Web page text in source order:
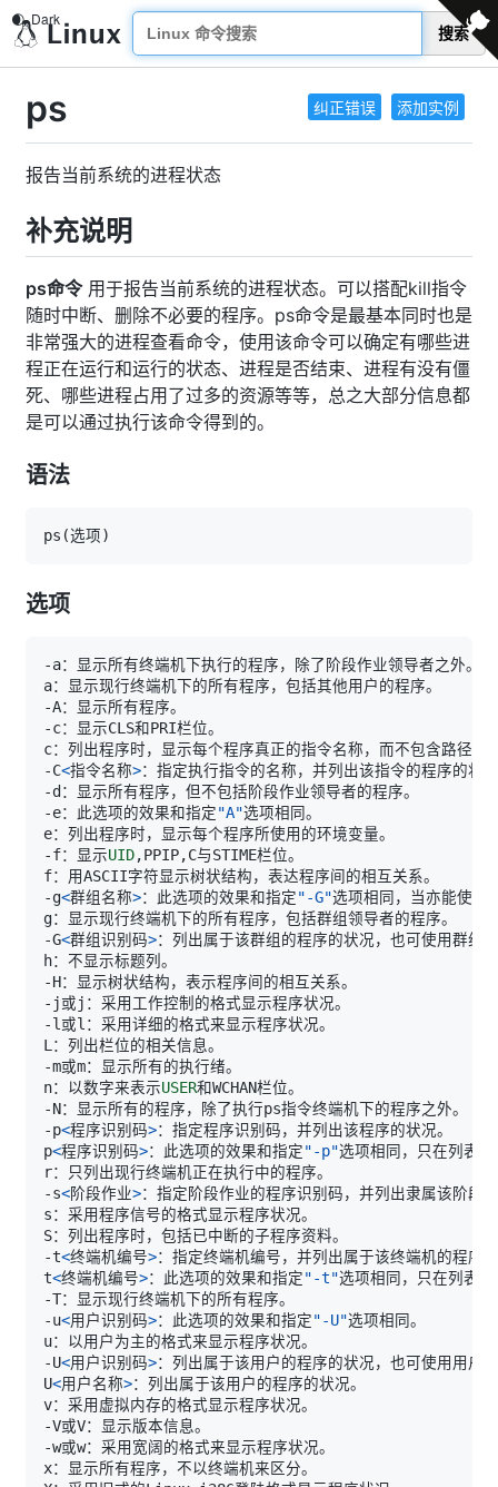
搜索
纠正错误 添加实例
ps
报告当前系统的进程状态
补充说明
ps命令用于报告当前系统的进程状态。可以搭配kill指令
随时中断、删除不必要的程序。ps命令是最基本同时也是
非常强大的进程查看命令，使用该命令可以确定有哪些进
程正在运行和运行的状态、进程是否结束、进程有没有僵
死、哪些进程占用了过多的资源等等，总之大部分信息都
是可以通过执行该命令得到的。
语法
ps (选项)
选项
-C<指令名称>
-e：此选项的效果和指定"A"
-f：显示UID
-g<群组名称>：此选项的效果和指定"-G"
-G<群组识别码>
n：以数字来表示USER
-p<程序识别码>
p<程序识别码>：此选项的效果和指定"-p"
-s<阶段作业>
-t<终端机编号>
t<终端机编号>：此选项的效果和指定"-t"
-u<用户识别码>：此选项的效果和指定"-U"
-U<用户识别码>
U<用户名称>